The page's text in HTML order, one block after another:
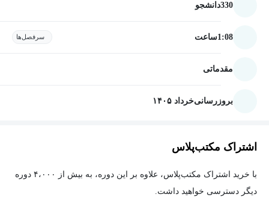
330دانشجو
1:08ساعت سرفصل‌ها
مقدماتی
بروزرسانیخرداد ۱۴۰۵
اشتراک مکتب‌پلاس
با خرید اشتراک مکتب‌پلاس، علاوه بر این دوره، به بیش از ۴،۰۰۰ دوره
دیگر دسترسی خواهید داشت.